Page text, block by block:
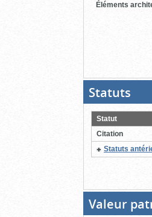
Éléments
Statuts
pour
Statut
Citation
Statuts
Valeur